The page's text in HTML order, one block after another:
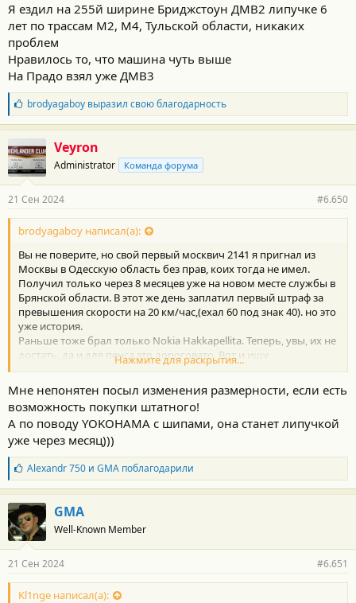
Я ездил на 255й ширине Бриджстоун ДМВ2 липучке 6
лет по трассам М2, М4, Тульской области, никаких
проблем
Нравилось то, что машина чуть выше
На Прадо взял уже ДМВ3
Б
л
а
о
д
а
н
о
с
и
:
brodyagaboyвыразил свою благодарность
Veyron
Administrator Команда форума
21 Сен 2024 #6.650
brodyagaboy написал(а):
Вы не поверите, но свой первый москвич 2141 я пригнал из
Москвы в Одесскую область без прав, коих тогда не имел.
Получил только через 8 месяцев уже на новом месте службы в
Брянской области. В этот же день заплатил первый штраф за
превышения скорости на 20 км/час,(ехал 60 под знак 40). но это
уже история.
Раньше тоже брал только Nokia Hakkapellita. Теперь, увы, их не
достать, да и для пенса это дороговато. Вот и ищу
альтернативу. Как и Вы всегда брал шипы. Сейчас
азарта. 42 года в авиации к разумности приучили.
Сейчас рассматриваю шины на 255/55/19 Ikon или Yokohama.
Хотелось бы быть полностью уверенным, что этот размер не
будет доставлять неприятностей. Что скажете?
Нажмите для раскрытия...
Мне непонятен посыл изменения размерности, если есть
возможность покупки штатного!
А по поводу YOKOHAMA с шипами, она станет липучкой
уже через месяц)))
Б
л
а
г
о
д
а
н
о
с
Alexandr 750и GMAпоблагодарили
GMA
Well-Known Member
21 Сен 2024 #6.651
Kl1nge написал(а):